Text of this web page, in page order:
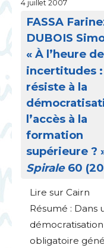
4 juillet 2007
FASSA
DUBOIS
« À l’heure
incertitudes
résiste à la
l’accès à la
formation
supérieure ?
Spirale60
Lire sur Cairn
Résumé : Dans
obligatoire